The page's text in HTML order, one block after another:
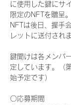
に使用した鍵にサ
限定のNFTを贈呈。
NFTは後日、握手
レットに送付され
鍵開けは各メンバ
定しています。（
始予定です）
〇応募期間